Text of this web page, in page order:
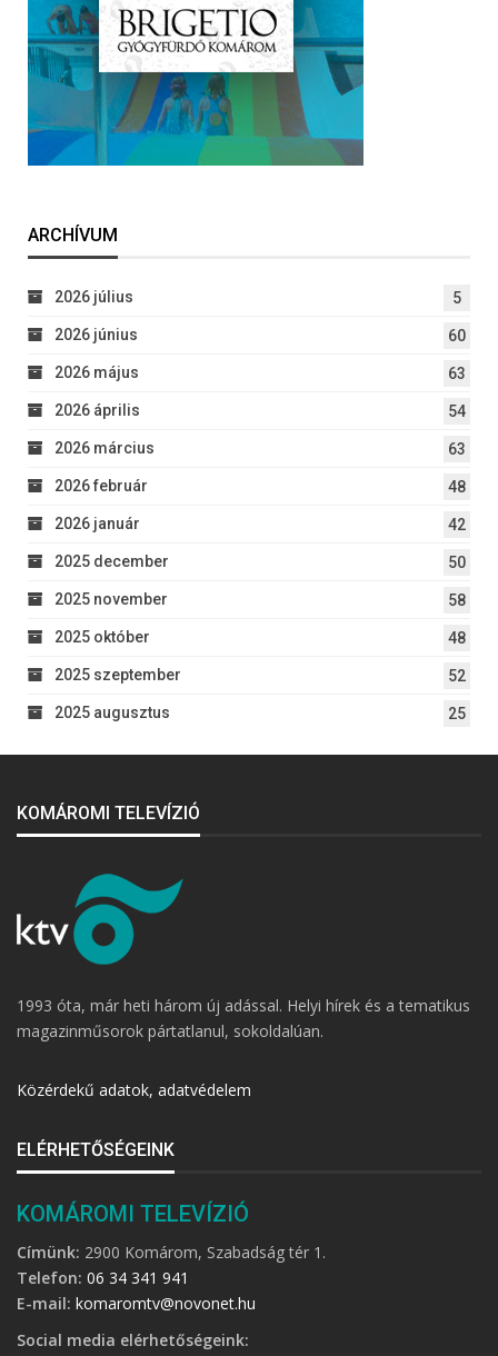
ARCHÍVUM
2026 július 5
2026 június 60
2026 május 63
2026 április 54
2026 március 63
2026 február 48
2026 január 42
2025 december 50
2025 november 58
2025 október 48
2025 szeptember 52
2025 augusztus 25
KOMÁROMI TELEVÍZIÓ
1993 óta, már heti három új adással. Helyi hírek és a tematikus
magazinműsorok pártatlanul, sokoldalúan.
Közérdekű adatok, adatvédelem
ELÉRHETŐSÉGEINK
KOMÁROMI TELEVÍZIÓ
Címünk: 2900 Komárom, Szabadság tér 1.
Telefon: 06 34 341 941
E-mail: komaromtv@novonet.hu
Social media elérhetőségeink: